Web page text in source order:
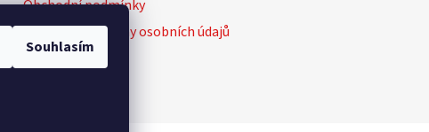
Souhlasím
Obchodní podmínky
Podmínky ochrany osobních údajů